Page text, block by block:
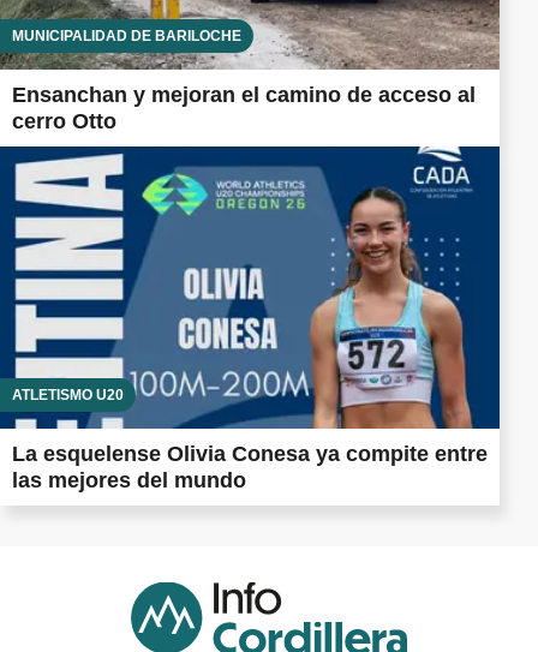
MUNICIPALIDAD DE BARILOCHE
Ensanchan y mejoran el camino de acceso al
cerro Otto
ATLETISMO U20
La esquelense Olivia Conesa ya compite entre
las mejores del mundo